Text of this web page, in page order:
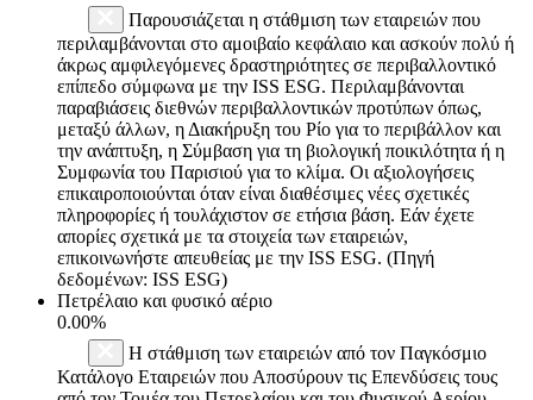
Παρουσιάζεται η στάθμιση των εταιρειών που
περιλαμβάνονται στο αμοιβαίο κεφάλαιο και ασκούν πολύ ή
άκρως αμφιλεγόμενες δραστηριότητες σε περιβαλλοντικό
επίπεδο σύμφωνα με την ISS ESG. Περιλαμβάνονται
παραβιάσεις διεθνών περιβαλλοντικών προτύπων όπως,
μεταξύ άλλων, η Διακήρυξη του Ρίο για το περιβάλλον και
την ανάπτυξη, η Σύμβαση για τη βιολογική ποικιλότητα ή η
Συμφωνία του Παρισιού για το κλίμα. Οι αξιολογήσεις
επικαιροποιούνται όταν είναι διαθέσιμες νέες σχετικές
πληροφορίες ή τουλάχιστον σε ετήσια βάση. Εάν έχετε
απορίες σχετικά με τα στοιχεία των εταιρειών,
επικοινωνήστε απευθείας με την ISS ESG. (Πηγή
δεδομένων: ISS ESG)
Πετρέλαιο και φυσικό αέριο
0.00%
Η στάθμιση των εταιρειών από τον Παγκόσμιο
Κατάλογο Εταιρειών που Αποσύρουν τις Επενδύσεις τους